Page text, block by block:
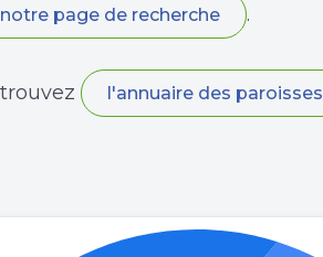
notre page de recherche .
l'annuaire des paroisses